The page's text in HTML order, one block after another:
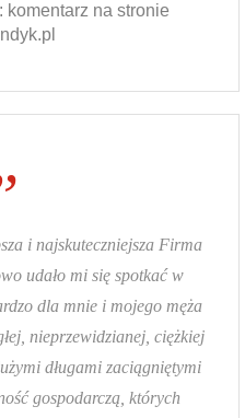
komentarz na stronie
i najskuteczniejsza Firma
udało mi się spotkać w
dla mnie i mojego męża
nieprzewidzianej, ciężkiej
długami zaciągniętymi
gospodarczą, których